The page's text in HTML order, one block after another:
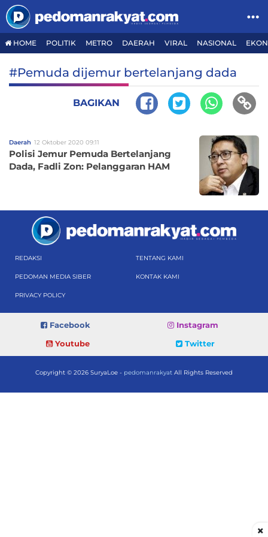
HOME POLITIK METRO DAERAH VIRAL NASIONAL
#Pemuda dijemur bertelanjang dada
BAGIKAN
Daerah 12 Oktober 2020 09:11
Polisi Jemur Pemuda Bertelanjang
Dada, Fadli Zon: Pelanggaran HAM
REDAKSI TENTANG KAMI
PEDOMAN MEDIA SIBER KONTAK KAMI
PRIVACY POLICY
Facebook
Instagram
Youtube
Twitter
Copyright © 2026 SuryaLoe - pedomanrakyat All Rights Reserved
×